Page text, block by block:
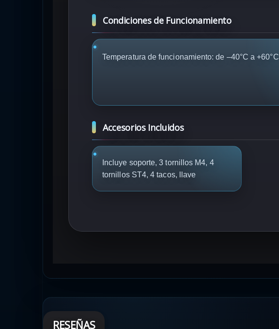
Condiciones de Funcionamiento
Temperatura de funcionamiento: de –40°C a +60°C
Accesorios Incluidos
Incluye soporte, 3 tornillos M4, 4
tornillos ST4, 4 tacos, llave
RESEÑAS